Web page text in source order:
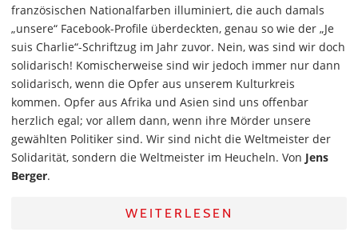
französischen Nationalfarben illuminiert, die auch damals
„unsere“ Facebook-Profile überdeckten, genau so wie der „Je
suis Charlie“-Schriftzug im Jahr zuvor. Nein, was sind wir doch
solidarisch! Komischerweise sind wir jedoch immer nur dann
solidarisch, wenn die Opfer aus unserem Kulturkreis
kommen. Opfer aus Afrika und Asien sind uns offenbar
herzlich egal; vor allem dann, wenn ihre Mörder unsere
gewählten Politiker sind. Wir sind nicht die Weltmeister der
Solidarität, sondern die Weltmeister im Heucheln. Von Jens
Berger.
WEITERLESEN